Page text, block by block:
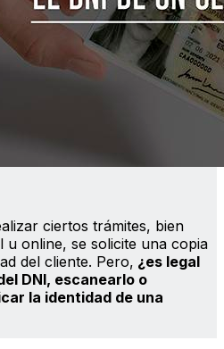
ciertos trámites, bien
u online, se solicite una copia
del cliente. Pero, ¿es legal
DNI, escanearlo o
la identidad de una